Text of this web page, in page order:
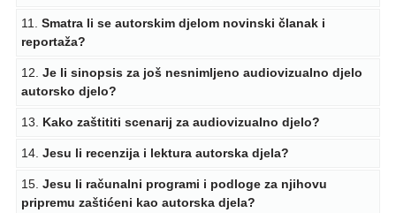
11. Smatra li se autorskim djelom novinski članak i
reportaža?
12. Je li sinopsis za još nesnimljeno audiovizualno djelo
autorsko djelo?
13. Kako zaštititi scenarij za audiovizualno djelo?
14. Jesu li recenzija i lektura autorska djela?
15. Jesu li računalni programi i podloge za njihovu
pripremu zaštićeni kao autorska djela?